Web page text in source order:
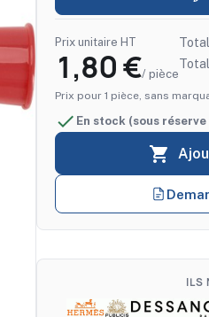
Prix unitaire HT
1,80 €/ pièce
Prix pour 1 pièce, sans

 En stock (sous
ILS